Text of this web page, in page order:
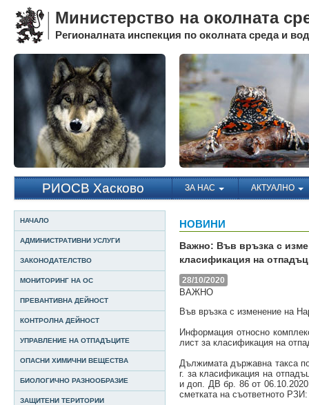
Министерство на околната
Регионалната инспекция по околната среда и
РИОСВ Хасково ЗА НАС АКТУАЛНО
НАЧАЛО
АДМИНИСТРАТИВНИ УСЛУГИ
ЗАКОНОДАТЕЛСТВО
МОНИТОРИНГ НА ОС
ПРЕВАНТИВНА ДЕЙНОСТ
КОНТРОЛНА ДЕЙНОСТ
УПРАВЛЕНИЕ НА ОТПАДЪЦИТЕ
ОПАСНИ ХИМИЧНИ ВЕЩЕСТВА
БИОЛОГИЧНО РАЗНООБРАЗИЕ
ЗАЩИТЕНИ ТЕРИТОРИИ
НОВИНИ
Важно: Във връзка с
класификация на
28/10/2020
ВАЖНО
Във връзка с изменение на
Информация относно
лист за класификация на
Дължимата държавна такса
г. за класификация на
и доп. ДВ бр. 86 от
сметката на съответното РЗИ: